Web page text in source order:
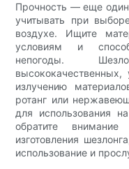
Прочность — еще
учитывать при
воздухе. Ищите
условиям и
непогоды.
высококачественных,
излучению
ротанг или
для использования
обратите
изготовления
использование и